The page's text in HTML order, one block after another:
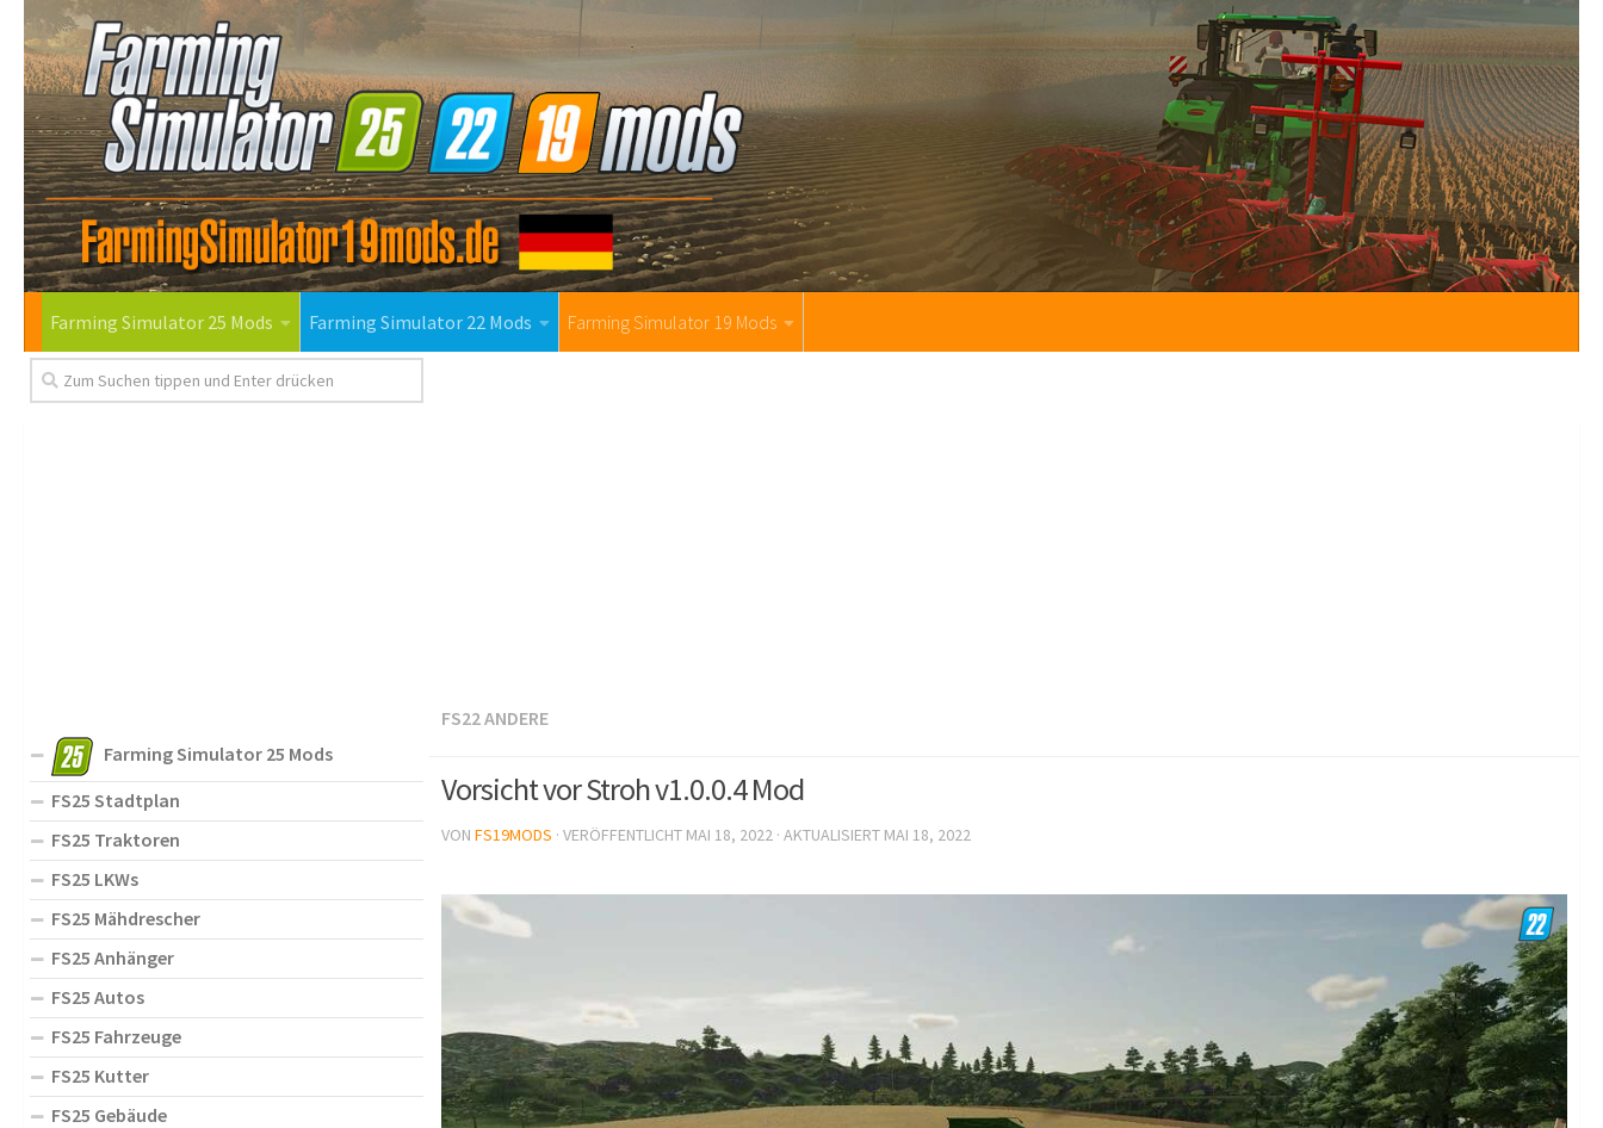
Farming Simulator 25 Mods Farming Simulator 22 Mods Farming Simulator 19 Mods
FS22 ANDERE
Vorsicht vor Stroh v1.0.0.4 Mod
VON FS19MODS · VERÖFFENTLICHT MAI 18, 2022 · AKTUALISIERT MAI 18, 2022
Farming Simulator 25 Mods
FS25 Stadtplan
FS25 Traktoren
FS25 LKWs
FS25 Mähdrescher
FS25 Anhänger
FS25 Autos
FS25 Fahrzeuge
FS25 Kutter
FS25 Gebäude